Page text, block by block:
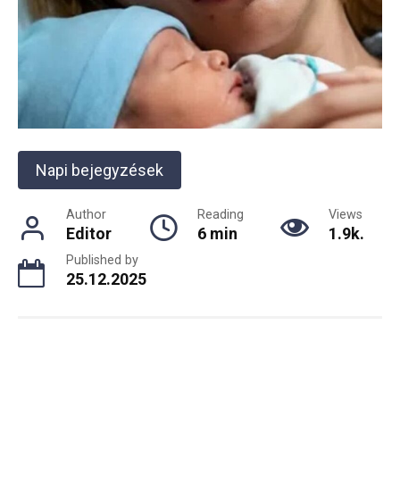
Napi bejegyzések
Author
Editor
Reading
6 min
Views
1.9k.
Published by
25.12.2025